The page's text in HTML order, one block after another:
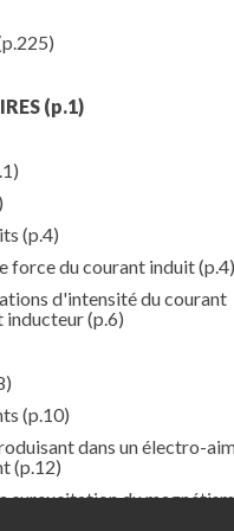
(p.1)
(p.4)
force du courant induit(p.4)
d'intensité du courant
inducteur(p.6)
(p.10)
dans un électro-
(p.12)
surexcitation du